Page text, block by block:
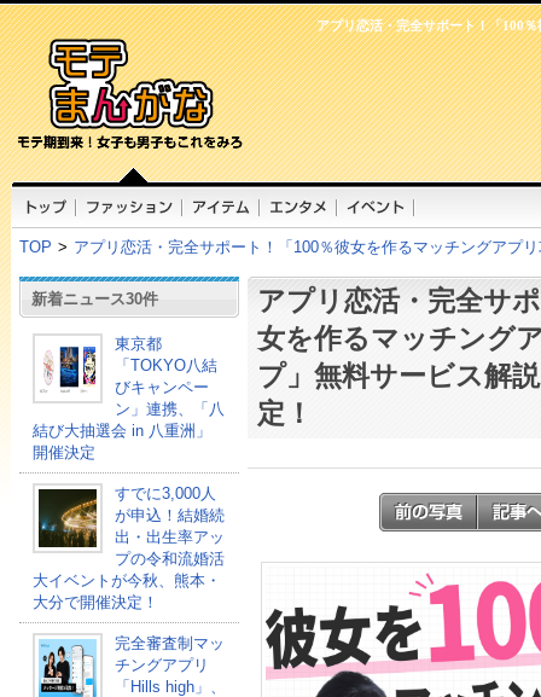
アプリ恋活・完全サポート！「100
TOP > アプリ恋活・完全サポート！「100％彼女を作るマッチングアプ
新着ニュース30件
東京都
「TOKYO八結
びキャンペー
ン」連携、「八
結び大抽選会 in 八重洲」
開催決定
すでに3,000人
が申込！結婚続
出・出生率アッ
プの令和流婚活
大イベントが今秋、熊本・
大分で開催決定！
完全審査制マッ
チングアプリ
「Hills high」、
アプリ恋活・完全サ
女を作るマッチング
プ」無料サービス解
定！